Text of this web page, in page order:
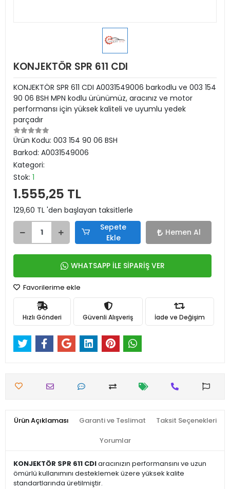
KONJEKTÖR SPR 611 CDI
KONJEKTÖR SPR 611 CDI A0031549006 barkodlu ve 003 154
90 06 BSH MPN kodlu ürünümüz, aracınız ve motor
performansı için yüksek kaliteli ve uyumlu yedek
parçadır
Ürün Kodu: 003 154 90 06 BSH
Barkod: A0031549006
Kategori:
Stok: 1
1.555,25 TL
129,60 TL 'den başlayan taksitlerle
Sepete
Ekle
Hemen Al
WHATSAPP İLE SİPARİŞ VER
Favorilerime ekle
Hızlı Gönderi Güvenli Alışveriş İade ve Değişim
Ürün Açıklaması Garanti ve Teslimat Taksit Seçenekleri
Yorumlar
KONJEKTÖR SPR 611 CDIaracınızın performansını ve uzun
ömürlü kullanımını desteklemek üzere yüksek kalite
standartlarında üretilmiştir.